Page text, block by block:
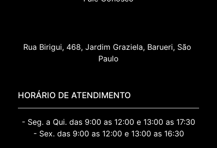
Rua Birigui, 468, Jardim Graziela, Barueri, São
Paulo
HORÁRIO DE ATENDIMENTO
- Seg. a Qui. das 9:00 as 12:00 e 13:00 as 17:30
- Sex. das 9:00 as 12:00 e 13:00 as 16:30